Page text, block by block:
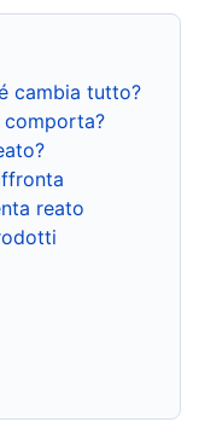
cambia tutto?
reato